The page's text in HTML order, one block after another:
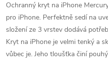
Ochranný kryt na iPhone
pro iPhone. Perfektně sedí na
složení ze 3 vrstev dodává
Kryt na iPhone je velmi tenký a
vůbec je. Jeho tloušťka činí